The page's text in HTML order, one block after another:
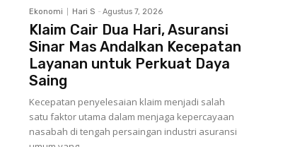
Ekonomi Hari S - Agustus 7, 2026
Klaim Cair Dua Hari, Asuransi
Sinar Mas Andalkan Kecepatan
Layanan untuk Perkuat Daya
Saing
Kecepatan penyelesaian klaim menjadi salah
satu faktor utama dalam menjaga kepercayaan
nasabah di tengah persaingan industri asuransi